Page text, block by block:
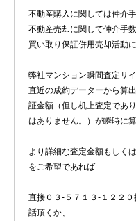
不動産購入に関しては仲介
不動産売却に関して仲介手
買い取り保証併用売却活動
弊社マンション瞬間査定サ
直近の成約データーから算
証金額（但し机上査定であ
はありません。）が瞬時に算
より詳細な査定金額もしく
をご希望であれば
直接０３-５７１３-１２２
話頂くか、